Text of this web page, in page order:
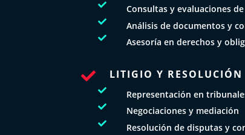
 Consultas y evaluaciones
 Análisis de documentos y
 Asesoría en derechos y
 LITIGIO Y RESOLUCIÓN
 Representación en
 Negociaciones y mediación
 Resolución de disputas y